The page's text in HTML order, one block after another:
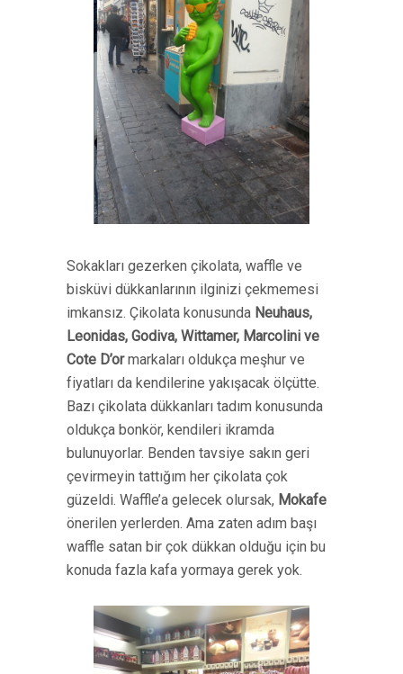
Sokakları gezerken çikolata, waffle ve
bisküvi dükkanlarının ilginizi çekmemesi
imkansız. Çikolata konusunda Neuhaus,
Leonidas, Godiva, Wittamer, Marcolini ve
Cote D’ormarkaları oldukça meşhur ve
fiyatları da kendilerine yakışacak ölçütte.
Bazı çikolata dükkanları tadım konusunda
oldukça bonkör, kendileri ikramda
bulunuyorlar. Benden tavsiye sakın geri
çevirmeyin tattığım her çikolata çok
güzeldi. Waffle’a gelecek olursak, Mokafe
önerilen yerlerden. Ama zaten adım başı
waffle satan bir çok dükkan olduğu için bu
konuda fazla kafa yormaya gerek yok.